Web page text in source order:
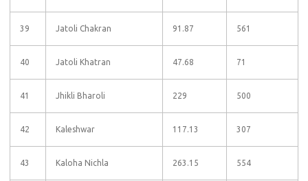
39 Jatoli Chakran 91.87 561
40 Jatoli Khatran 47.68 71
41 Jhikli Bharoli 229 500
42 Kaleshwar 117.13 307
43 Kaloha Nichla 263.15 554